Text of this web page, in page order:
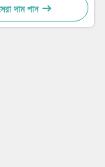
দাম পান